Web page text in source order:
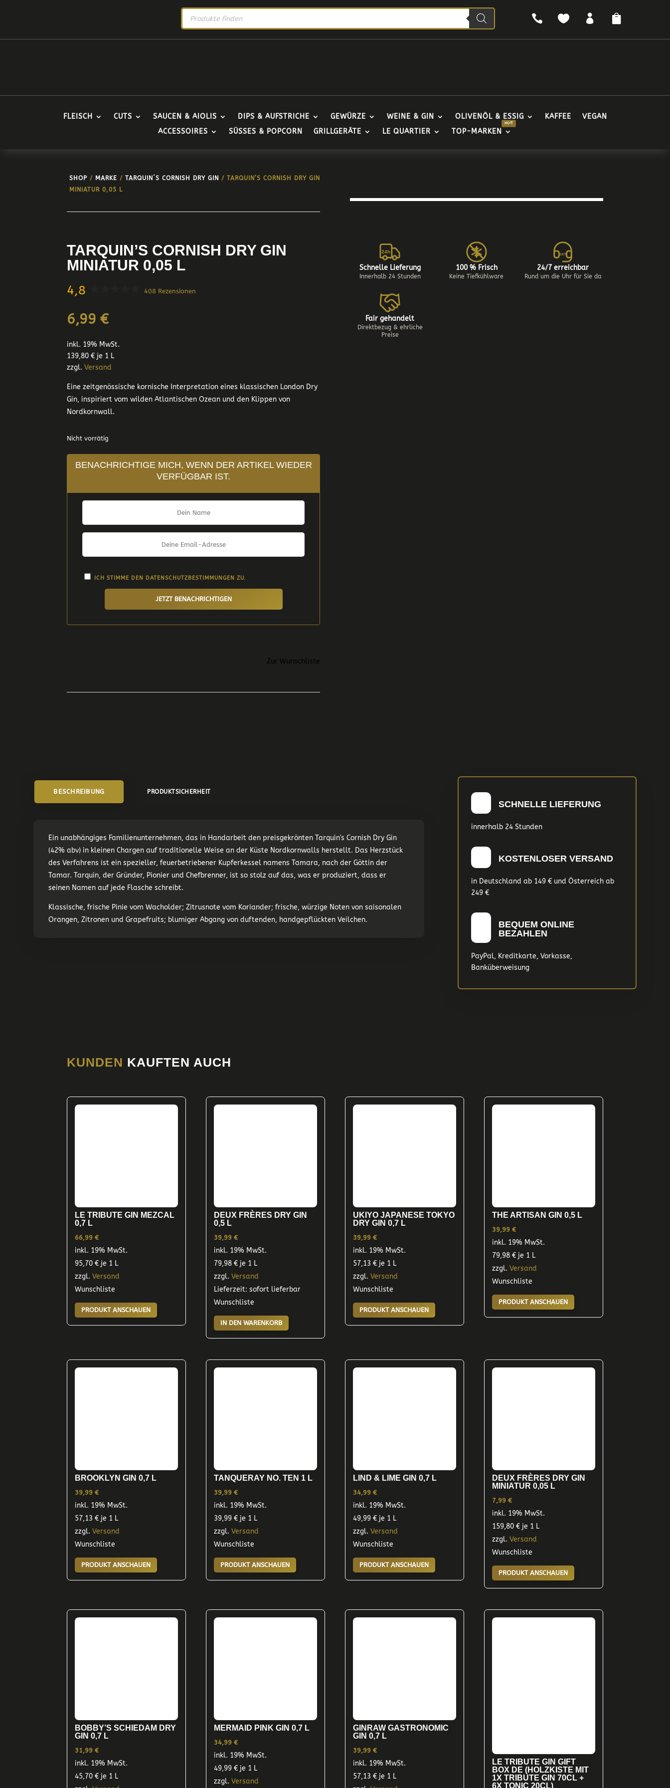
PRODUCTS
SEARCH
   
FLEISCH CUTS SAUCEN & AIOLIS DIPS & AUFSTRICHE GEWÜRZE WEINE & GIN OLIVENÖL & ESSIG KAFFEE
VEGAN
ACCESSOIRES
SÜSSES & POPCORN GRILLGERÄTE LE QUARTIER TOP-MARKEN
SHOP / MARKE /TARQUIN´S CORNISH DRY GIN / TARQUIN’S CORNISH DRY GIN
MINIATUR 0,05 L
TARQUIN’S CORNISH DRY GIN
MINIATUR 0,05 L
4,8 408 Rezensionen
6,99€
inkl. 19% MwSt.
139,80€ je 1 L
zzgl.Versand
Eine zeitgenössische kornische Interpretation eines klassischen London Dry
Gin, inspiriert vom wilden Atlantischen Ozean und den Klippen von
Nordkornwall.
Nicht vorrätig
BENACHRICHTIGE MICH, WENN DER ARTIKEL WIEDER
VERFÜGBAR IST.
ICH STIMME DEN DATENSCHUTZBESTIMMUNGEN ZU.
JETZT BENACHRICHTIGEN
Zur Wunschliste
24h
Schnelle Lieferung
Innerhalb 24 Stunden
100 % Frisch
Keine Tiefkühlware
24/7
24/7 erreichbar
Rund um die Uhr für Sie da
Fair gehandelt
Direktbezug & ehrliche
Preise
BESCHREIBUNG PRODUKTSICHERHEIT
Ein unabhängiges Familienunternehmen, das in Handarbeit den preisgekrönten Tarquin's Cornish Dry Gin
(42% abv) in kleinen Chargen auf traditionelle Weise an der Küste Nordkornwalls herstellt. Das Herzstück
des Verfahrens ist ein spezieller, feuerbetriebener Kupferkessel namens Tamara, nach der Göttin der
Tamar. Tarquin, der Gründer, Pionier und Chefbrenner, ist so stolz auf das, was er produziert, dass er
seinen Namen auf jede Flasche schreibt.
Klassische, frische Pinie vom Wacholder; Zitrusnote vom Koriander; frische, würzige Noten von saisonalen
Orangen, Zitronen und Grapefruits; blumiger Abgang von duftenden, handgepflückten Veilchen.
SCHNELLE LIEFERUNG
innerhalb 24 Stunden
KOSTENLOSER VERSAND
in Deutschland ab 149 € und Österreich ab
249 €
BEQUEM ONLINE
BEZAHLEN
PayPal, Kreditkarte, Vorkasse,
Banküberweisung
KUNDEN KAUFTEN AUCH
LE TRIBUTE GIN MEZCAL
0,7 L
66,99€
inkl. 19% MwSt.
95,70€ je 1 L
zzgl.Versand
Wunschliste
PRODUKT ANSCHAUEN
DEUX FRÈRES DRY GIN
0,5 L
39,99€
inkl. 19% MwSt.
79,98€ je 1 L
zzgl.Versand
Lieferzeit: sofort lieferbar
Wunschliste
IN DEN WARENKORB
UKIYO JAPANESE TOKYO
DRY GIN 0,7 L
39,99€
inkl. 19% MwSt.
57,13€ je 1 L
zzgl.Versand
Wunschliste
PRODUKT ANSCHAUEN
THE ARTISAN GIN 0,5 L
39,99€
inkl. 19% MwSt.
79,98€ je 1 L
zzgl.Versand
Wunschliste
PRODUKT ANSCHAUEN
BROOKLYN GIN 0,7 L
39,99€
inkl. 19% MwSt.
57,13€ je 1 L
zzgl.Versand
Wunschliste
PRODUKT ANSCHAUEN
TANQUERAY NO. TEN 1 L
39,99€
inkl. 19% MwSt.
39,99€ je 1 L
zzgl.Versand
Wunschliste
PRODUKT ANSCHAUEN
LIND & LIME GIN 0,7 L
34,99€
inkl. 19% MwSt.
49,99€ je 1 L
zzgl.Versand
Wunschliste
PRODUKT ANSCHAUEN
DEUX FRÈRES DRY GIN
MINIATUR 0,05 L
7,99€
inkl. 19% MwSt.
159,80€ je 1 L
zzgl.Versand
Wunschliste
PRODUKT ANSCHAUEN
BOBBY’S SCHIEDAM DRY
GIN 0,7 L
31,99€
inkl. 19% MwSt.
45,70€ je 1 L
MERMAID PINK GIN 0,7 L
34,99€
inkl. 19% MwSt.
49,99€ je 1 L
zzgl.Versand
GINRAW GASTRONOMIC
GIN 0,7 L
39,99€
inkl. 19% MwSt.
57,13€ je 1 L
LE TRIBUTE GIN GIFT
BOX DE (HOLZKISTE MIT
1X TRIBUTE GIN 70CL +
6X TONIC 20CL)